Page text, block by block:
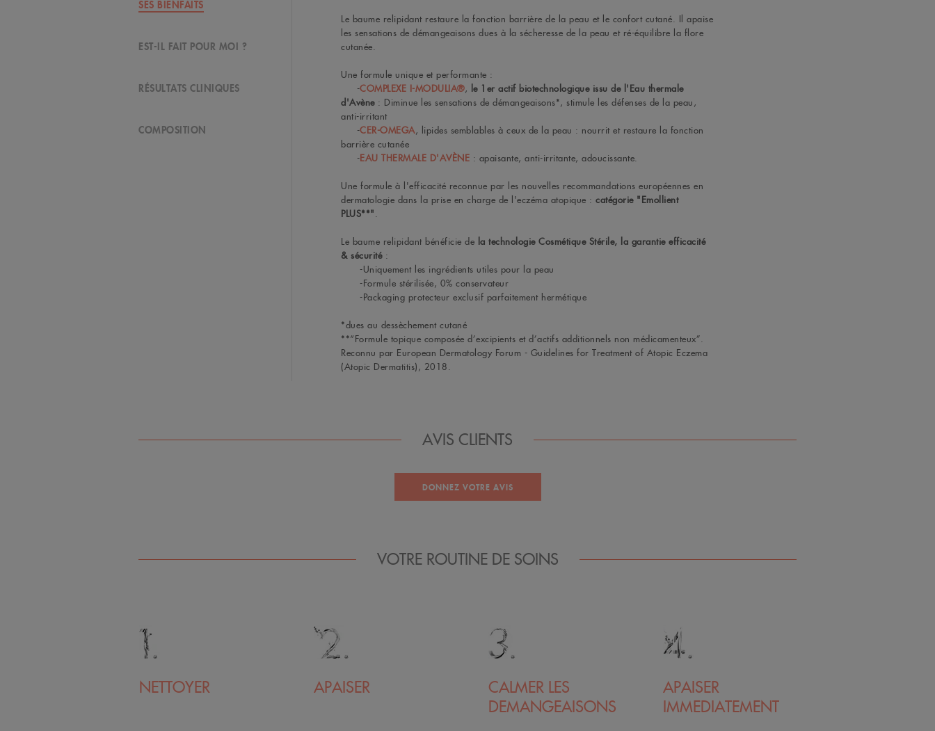
SES BIENFAITS
EST-IL FAIT POUR MOI ?
RÉSULTATS CLINIQUES
COMPOSITION
Le baume relipidant restaure la fonction barrière de la peau et le confort cutané. Il apaise
les sensations de démangeaisons dues à la sécheresse de la peau et ré-équilibre la flore
cutanée.
Une formule unique et performante :
-COMPLEXE I-MODULIA®, le 1er actif biotechnologique issu de l'Eau thermale
d'Avène: Diminue les sensations de démangeaisons*, stimule les défenses de la peau,
anti-irritant
-CER-OMEGA, lipides semblables à ceux de la peau : nourrit et restaure la fonction
barrière cutanée
-EAU THERMALE D'AVÈNE : apaisante, anti-irritante, adoucissante.
Une formule à l'efficacité reconnue par les nouvelles recommandations européennes en
dermatologie dans la prise en charge de l'eczéma atopique : catégorie "Emollient
PLUS**".
Le baume relipidant bénéficie de la technologie Cosmétique Stérile, la garantie efficacité
& sécurité:
-Uniquement les ingrédients utiles pour la peau
-Formule stérilisée, 0% conservateur
-Packaging protecteur exclusif parfaitement hermétique
*dues au dessèchement cutané
**“Formule topique composée d’excipients et d’actifs additionnels non médicamenteux”.
Reconnu par European Dermatology Forum - Guidelines for Treatment of Atopic Eczema
(Atopic Dermatitis), 2018.
AVIS CLIENTS
DONNEZ VOTRE AVIS
VOTRE ROUTINE DE SOINS
NETTOYER APAISER
CALMER LES
DEMANGEAISONS
APAISER
IMMEDIATEMENT